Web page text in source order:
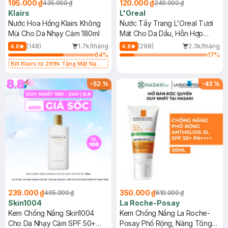
195.000 ₫435.000 ₫
Klairs
Nước Hoa Hồng Klairs Không
Mùi Cho Da Nhạy Cảm 180ml
4.8 (148)
1.7k/tháng
64%
Bill Klairs từ 299k Tặng Mặt Nạ
25ml (SL Có Hạn)
120.000 ₫249.000 ₫
L'Oreal
Nước Tẩy Trang L'Oreal Tươi
Mát Cho Da Dầu, Hỗn Hợp
400ml
4.8 (298)
2.3k/tháng
17%
-52%
239.000 ₫495.000 ₫
Skin1004
Kem Chống Nắng Skin1004
Cho Da Nhạy Cảm SPF 50+
-43 %
350.000 ₫610.000 ₫
La Roche-Posay
Kem Chống Nắng La Roche-
Posay Phổ Rộng, Nâng Tông